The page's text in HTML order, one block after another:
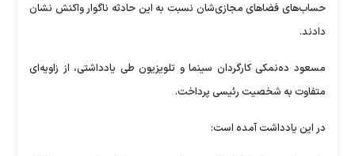
حساب‌های فضا‌های مجازی‌شان نسبت به این حادثه ناگوار واکنش نشان
دادند.
مسعود ده‌نمکی کارگردان سینما و تلویزیون طی یادداشتی، از زاویه‌ای
متفاوت به شخصیت رئیسی پرداخت.
در این یادداشت آمده است: